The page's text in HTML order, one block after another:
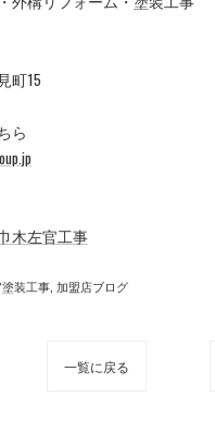
町15
ら
木左官工事
塗装工事 加盟店ブログ
一覧に戻る